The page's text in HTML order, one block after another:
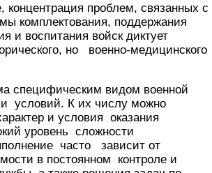
концентрация проблем, связанных с
комплектования, поддержания
и воспитания войск диктует
но военно-медицинского
специфическим видом военной
и условий. К их числу можно
и условия оказания
уровень сложности
часто зависит от
в постоянном контроле и